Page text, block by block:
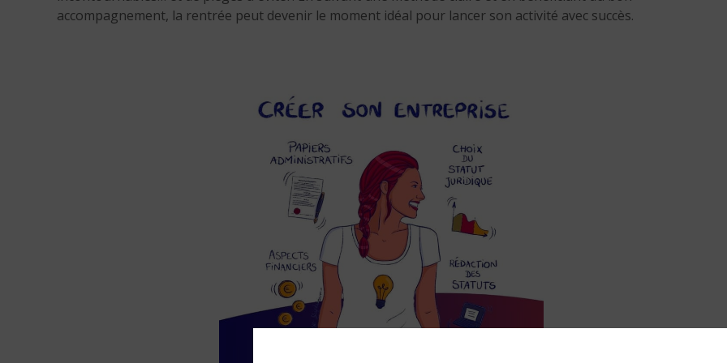
accompagnement, la rentrée peut devenir le moment idéal pour lancer son activité avec succès.